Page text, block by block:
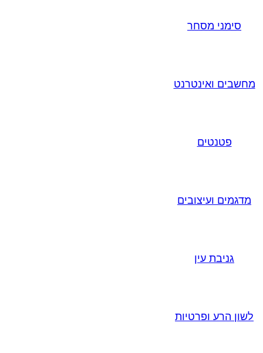
סימני מסחר
מחשבים ואינטרנט
פטנטים
מדגמים ועיצובים
גניבת עין
לשון הרע ופרטיות